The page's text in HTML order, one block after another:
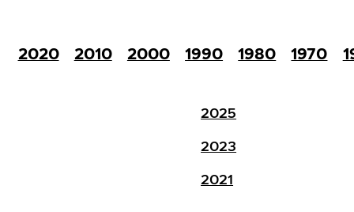
2020 2010 2000 1990 1980 1970
2025
2023
2021